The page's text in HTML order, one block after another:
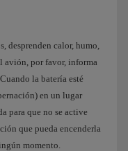
desprenden calor, humo,
avión, por favor, informa
la batería esté
en un lugar
para que no se active
que pueda encenderla
momento.